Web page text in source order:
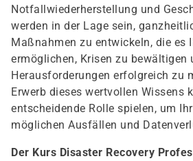
Notfallwiederherstellung und
werden in der Lage sein,
Maßnahmen zu entwickeln, die es
ermöglichen, Krisen zu bewältigen
Herausforderungen erfolgreich zu
Erwerb dieses wertvollen Wissens
entscheidende Rolle spielen, um
möglichen Ausfällen und
Der Kurs Disaster Recovery